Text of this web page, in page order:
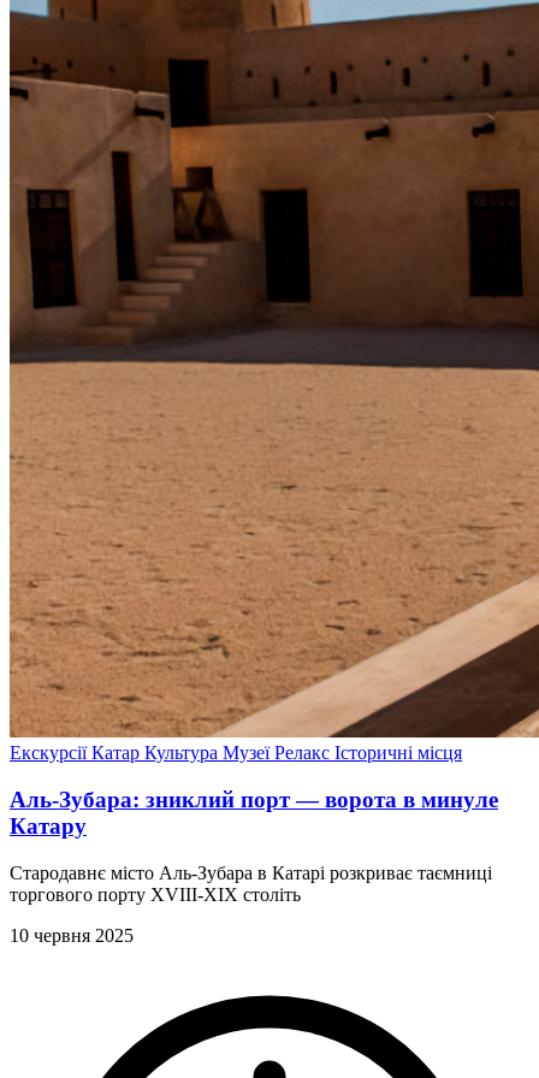
ЕкскурсіїКатар Культура МузеїРелакс Історичні місця
Аль-Зубара: зниклий порт — ворота в минуле
Катару
Стародавнє місто Аль-Зубара в Катарі розкриває таємниці
торгового порту XVIII-XIX століть
10 червня 2025